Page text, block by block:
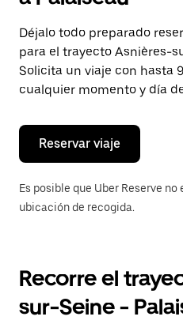
fecha.
Pulsa
el
botón
de
escape
cerrar
calendario.
Déjalo todo preparado
para el trayecto Asnières-
Solicita un viaje con hasta
cualquier momento y día
Reservar viaje
Es posible que Uber Reserve
ubicación de recogida.
Recorre el
sur-Seine -